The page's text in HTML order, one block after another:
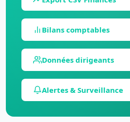
Bilans comptables
Données dirigeants
Alertes & Surveillance